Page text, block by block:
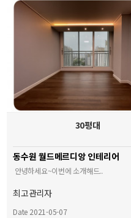
30평대
동수원 월드메르디앙 인테리어
안녕하세요~이번에 소개해드..
최고관리자
Date 2021-05-07